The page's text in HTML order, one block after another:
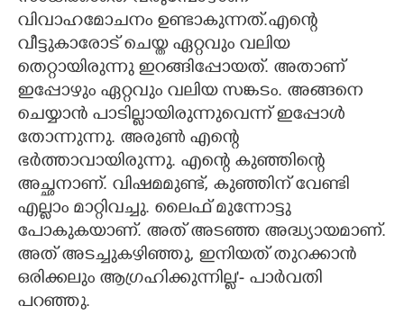
വിവാഹമോചനം ഉണ്ടാകുന്നത്.എന്റെ
വീട്ടുകാരോട് ചെയ്ത ഏറ്റവും വലിയ
തെറ്റായിരുന്നു ഇറങ്ങിപ്പോയത്. അതാണ്
ഇപ്പോഴും ഏറ്റവും വലിയ സങ്കടം. അങ്ങനെ
ചെയ്യാൻ പാടില്ലായിരുന്നുവെന്ന് ഇപ്പോൾ
തോന്നുന്നു. അരുൺ എന്റെ
ഭർത്താവായിരുന്നു. എന്റെ കുഞ്ഞിന്റെ
അച്ഛനാണ്. വിഷമമുണ്ട്, കുഞ്ഞിന് വേണ്ടി
എല്ലാം മാറ്റിവച്ചു. ലൈഫ് മുന്നോട്ടു
പോകുകയാണ്. അത് അടഞ്ഞ അദ്ധ്യായമാണ്.
അത് അടച്ചുകഴിഞ്ഞു, ഇനിയത് തുറക്കാൻ
ഒരിക്കലും ആഗ്രഹിക്കുന്നില്ല'- പാർവതി
പറഞ്ഞു.